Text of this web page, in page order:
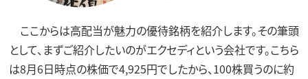
ここからは高配当が魅力の優待銘柄を紹介します。その筆頭
として、まずご紹介したいのがエクセディという会社です。こちら
は8月6日時点の株価で4,925円でしたから、100株買うのに約